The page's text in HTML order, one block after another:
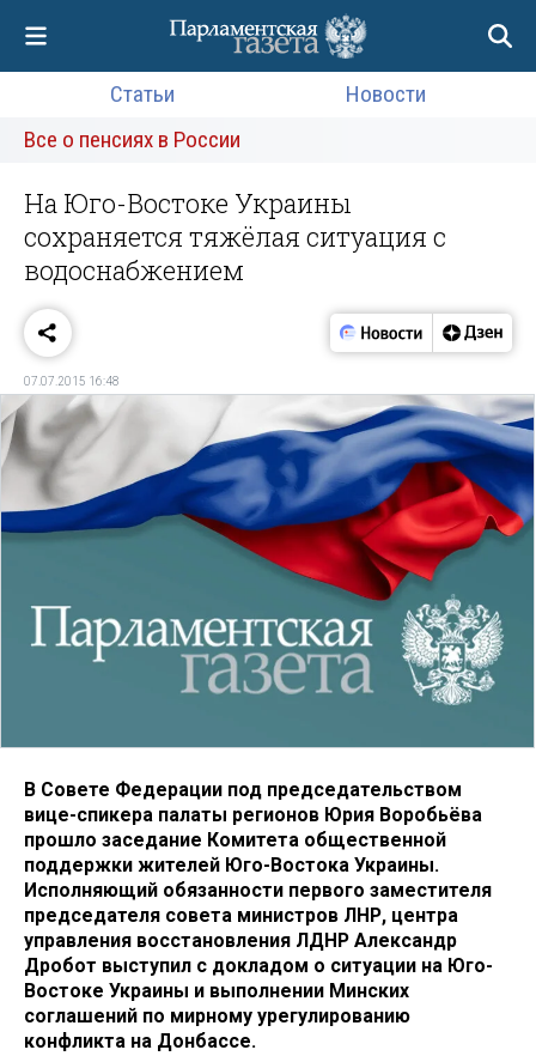
Статьи
Новости
Все о пенсиях в России
На Юго-Востоке Украины
сохраняется тяжёлая ситуация с
водоснабжением
07.07.2015 16:48
В Совете Федерации под председательством
вице-спикера палаты регионов Юрия Воробьёва
прошло заседание Комитета общественной
поддержки жителей Юго-Востока Украины.
Исполняющий обязанности первого заместителя
председателя совета министров ЛНР, центра
управления восстановления ЛДНР Александр
Дробот выступил с докладом о ситуации на Юго-
Востоке Украины и выполнении Минских
соглашений по мирному урегулированию
конфликта на Донбассе.